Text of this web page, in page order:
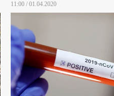
11:00 / 01.04.2020